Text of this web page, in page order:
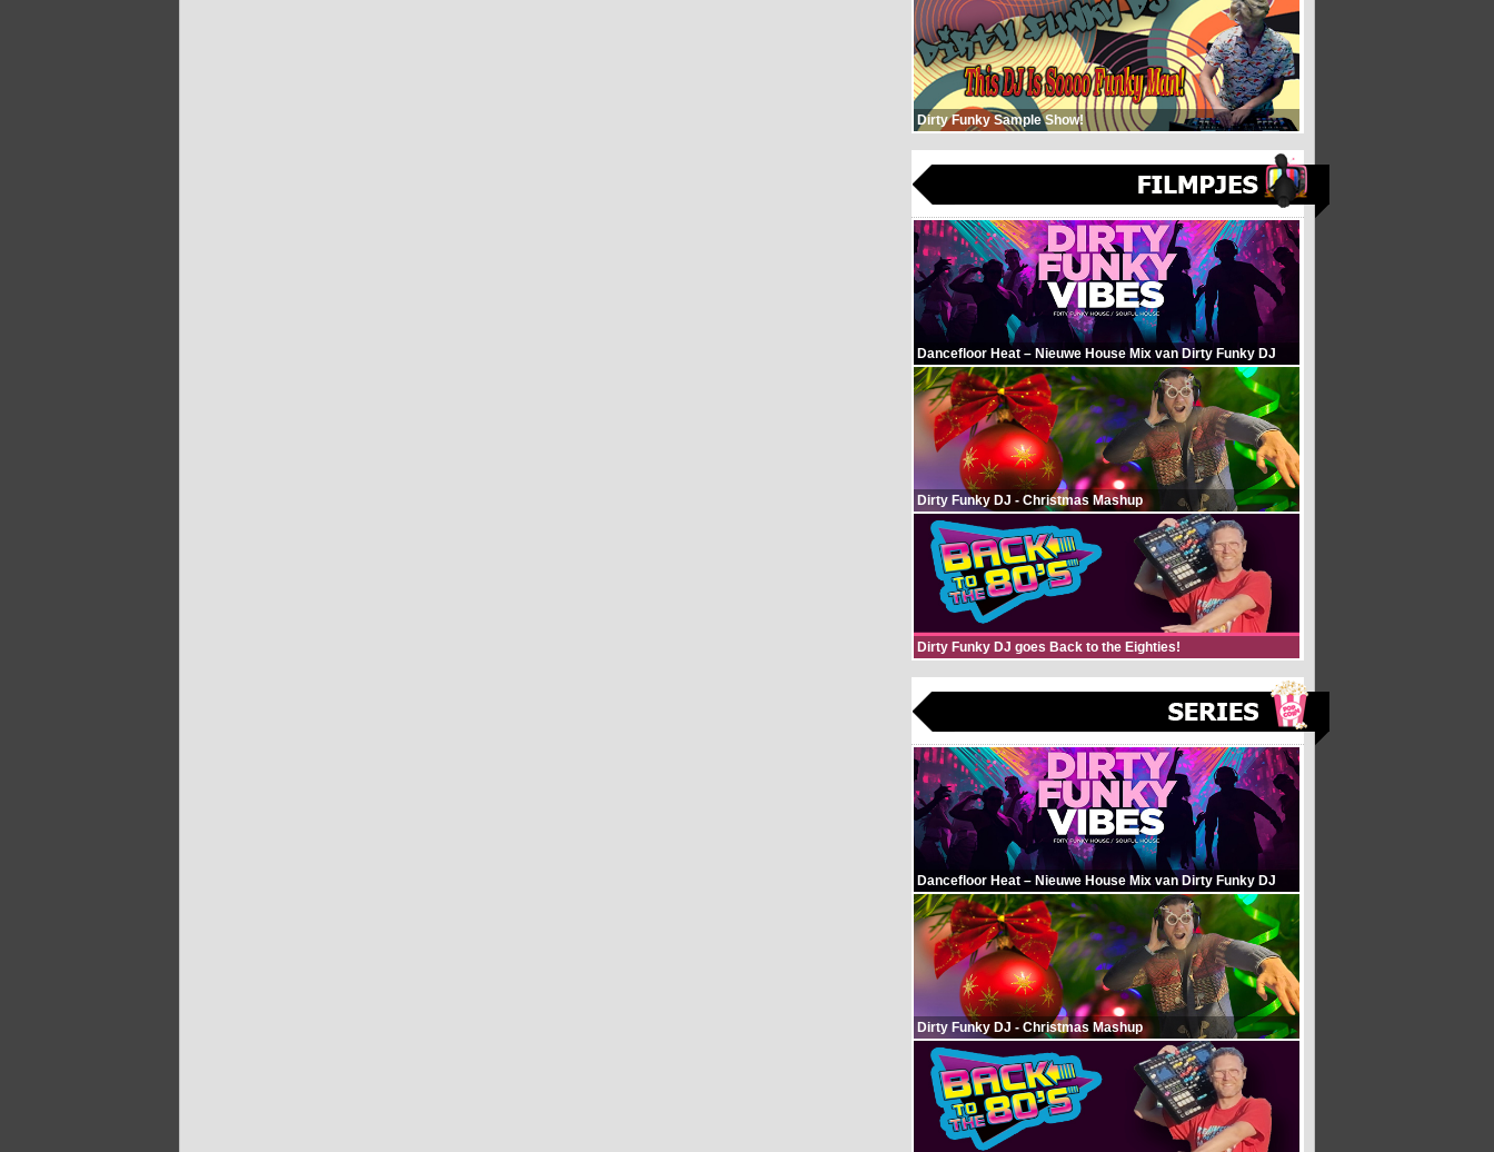
Dirty Funky Sample Show!
Dancefloor Heat – Nieuwe House Mix van Dirty Funky DJ
Dirty Funky DJ - Christmas Mashup
Dirty Funky DJ goes Back to the Eighties!
Dancefloor Heat – Nieuwe House Mix van Dirty Funky DJ
Dirty Funky DJ - Christmas Mashup